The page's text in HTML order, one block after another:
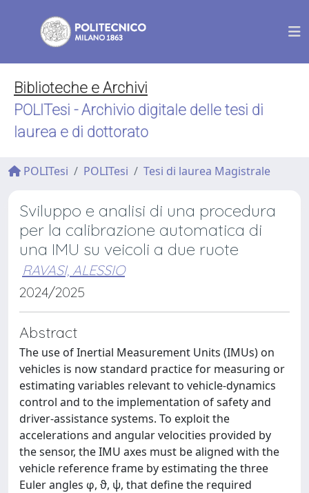
Biblioteche e Archivi
POLITesi - Archivio digitale delle tesi di
laurea e di dottorato
POLITesi POLITesi Tesi di laurea Magistrale
Sviluppo e analisi di una procedura
per la calibrazione automatica di
una IMU su veicoli a due ruote
RAVASI, ALESSIO
2024/2025
Abstract
The use of Inertial Measurement Units (IMUs) on
vehicles is now standard practice for measuring or
estimating variables relevant to vehicle-dynamics
control and to the implementation of safety and
driver-assistance systems. To exploit the
accelerations and angular velocities provided by
the sensor, the IMU axes must be aligned with the
vehicle reference frame by estimating the three
Euler angles φ, ϑ, ψ, that define the required